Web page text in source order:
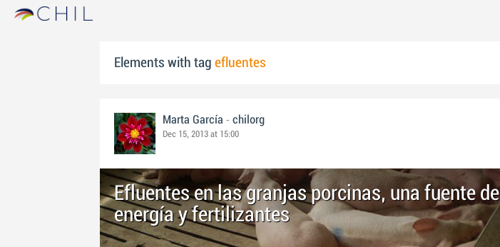
Elements with tag efluentes
Marta García - chilorg
Dec 15, 2013 at 15:00
Efluentes en las granjas porcinas, una fuente de
energía y fertilizantes